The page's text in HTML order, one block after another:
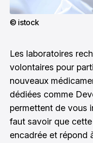
© istock
Les laboratoires
volontaires pour
nouveaux
dédiées comme
permettent de vous
faut savoir que
encadrée et répond